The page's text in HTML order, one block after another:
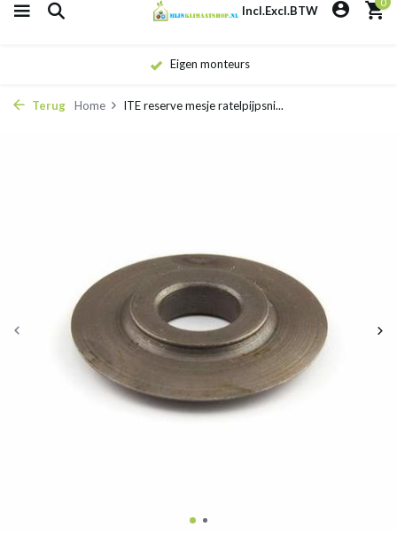
Incl.Excl.BTW
Eigen monteurs
Terug Home ITE reserve mesje ratelpijpsni...